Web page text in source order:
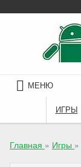
to
МЕНЮ
ИГРЫ
Главная » Игры »